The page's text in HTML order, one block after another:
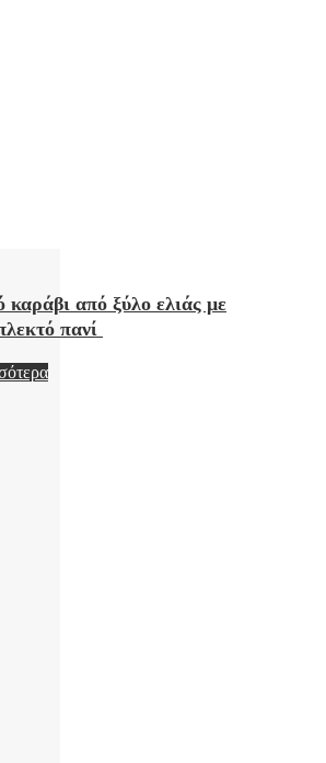
καράβι από ξύλο ελιάς με
πανί